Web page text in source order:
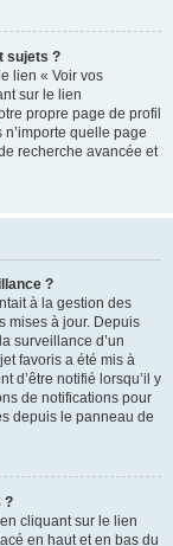
sujets ?
lien « Voir vos
sur le lien
propre page de profil
quelle page
recherche avancée et
?
à la gestion des
mises à jour. Depuis
surveillance d’un
favoris a été mis à
d’être notifié lorsqu’il y
de notifications pour
depuis le panneau de
?
cliquant sur le lien
en haut et en bas du